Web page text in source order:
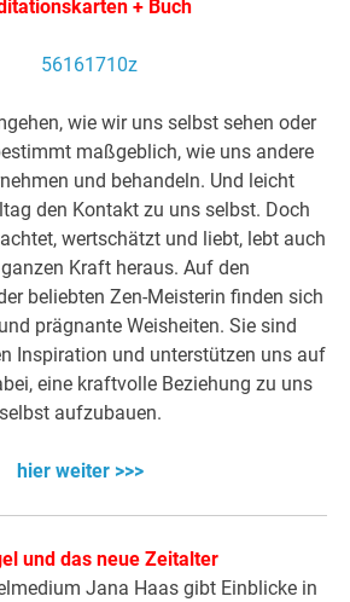
+ Buch
wie wir uns selbst sehen oder
maßgeblich, wie uns andere
und behandeln. Und leicht
den Kontakt zu uns selbst. Doch
wertschätzt und liebt, lebt auch
Kraft heraus. Auf den
beliebten Zen-Meisterin finden sich
prägnante Weisheiten. Sie sind
Inspiration und unterstützen uns auf
eine kraftvolle Beziehung zu uns
selbst aufzubauen.
hier weiter >>>
und das neue Zeitalter
Jana Haas gibt Einblicke in